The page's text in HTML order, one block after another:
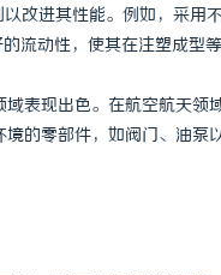
改进其性能。例如，采
动性，使其在注塑成型
表现出色。在航空航天
的零部件，如阀门、油